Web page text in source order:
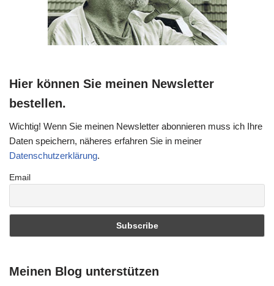
Hier können Sie meinen Newsletter
bestellen.
Wichtig! Wenn Sie meinen Newsletter abonnieren muss ich Ihre
Daten speichern, näheres erfahren Sie in meiner
Datenschutzerklärung.
Email
Meinen Blog unterstützen